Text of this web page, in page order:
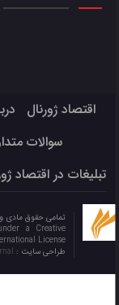
اقتصاد ژورنال
سوالات
تبلیغات در اقتصاد
تمامی حقوق مادی
a Creative
License ©️
طراحی سایت :